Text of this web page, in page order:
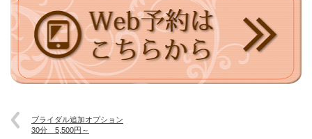
ブライダル追加オプション
30分 5,500円～